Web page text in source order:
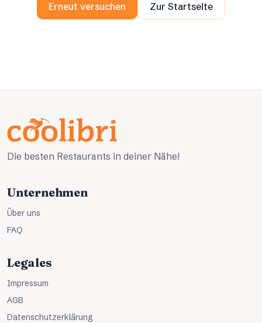
Erneut versuchen Zur Startseite
Die besten Restaurants in deiner Nähe!
Unternehmen
Über uns
FAQ
Legales
Impressum
AGB
Datenschutzerklärung